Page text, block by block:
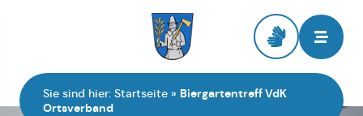
Sie sind hier: Startseite » Biergartentreff VdK
Ortsverband